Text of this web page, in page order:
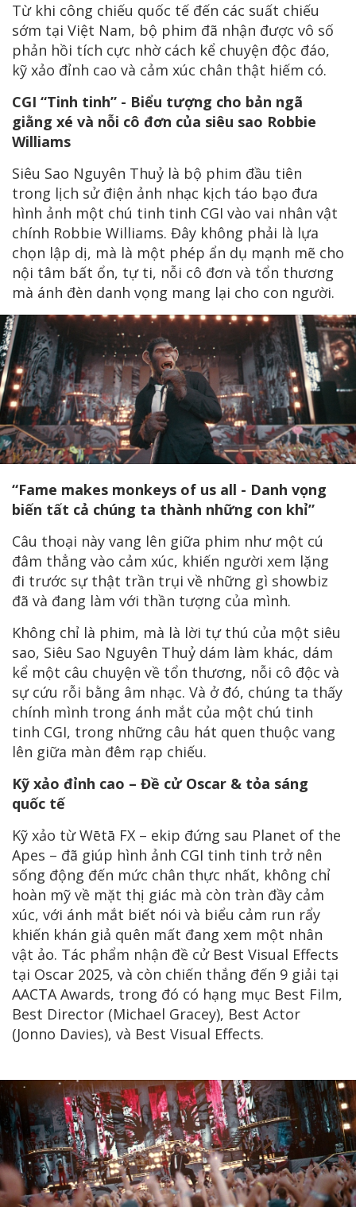
Từ khi công chiếu quốc tế đến các suất chiếu
sớm tại Việt Nam, bộ phim đã nhận được vô số
phản hồi tích cực nhờ cách kể chuyện độc đáo,
kỹ xảo đỉnh cao và cảm xúc chân thật hiếm có.
CGI “Tinh tinh” - Biểu tượng cho bản ngã
giằng xé và nỗi cô đơn của siêu sao Robbie
Williams
Siêu Sao Nguyên Thuỷ là bộ phim đầu tiên
trong lịch sử điện ảnh nhạc kịch táo bạo đưa
hình ảnh một chú tinh tinh CGI vào vai nhân vật
chính Robbie Williams. Đây không phải là lựa
chọn lập dị, mà là một phép ẩn dụ mạnh mẽ cho
nội tâm bất ổn, tự ti, nỗi cô đơn và tổn thương
mà ánh đèn danh vọng mang lại cho con người.
“Fame makes monkeys of us all - Danh vọng
biến tất cả chúng ta thành những con khỉ”
Câu thoại này vang lên giữa phim như một cú
đâm thẳng vào cảm xúc, khiến người xem lặng
đi trước sự thật trần trụi về những gì showbiz
đã và đang làm với thần tượng của mình.
Không chỉ là phim, mà là lời tự thú của một siêu
sao, Siêu Sao Nguyên Thuỷ dám làm khác, dám
kể một câu chuyện về tổn thương, nỗi cô độc và
sự cứu rỗi bằng âm nhạc. Và ở đó, chúng ta thấy
chính mình trong ánh mắt của một chú tinh
tinh CGI, trong những câu hát quen thuộc vang
lên giữa màn đêm rạp chiếu.
Kỹ xảo đỉnh cao – Đề cử Oscar & tỏa sáng
quốc tế
Kỹ xảo từ Wētā FX – ekip đứng sau Planet of the
Apes – đã giúp hình ảnh CGI tinh tinh trở nên
sống động đến mức chân thực nhất, không chỉ
hoàn mỹ về mặt thị giác mà còn tràn đầy cảm
xúc, với ánh mắt biết nói và biểu cảm run rẩy
khiến khán giả quên mất đang xem một nhân
vật ảo. Tác phẩm nhận đề cử Best Visual Effects
tại Oscar 2025, và còn chiến thắng đến 9 giải tại
AACTA Awards, trong đó có hạng mục Best Film,
Best Director (Michael Gracey), Best Actor
(Jonno Davies), và Best Visual Effects.